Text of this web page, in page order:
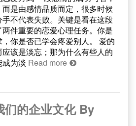
是由感情品质而定，很多时候
不代表失败。关键是看在这段
件重要的恋爱心理任务。你是
你是否已学会疼爱别人。 爱的
该是淡忘；那为什么有些人的
为淡 Read more
们的企业文化 By